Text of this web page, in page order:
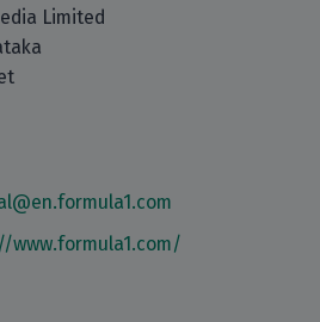
Limited
www.formula1.com/